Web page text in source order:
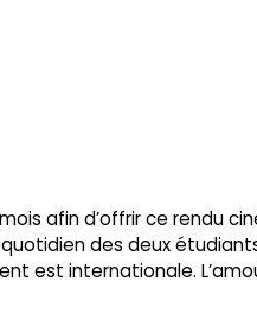
afin d’offrir ce rendu
des deux
est internationale.